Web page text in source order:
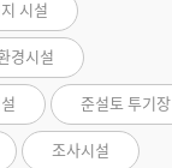
시설
경시설
준설토 투기장
조사시설